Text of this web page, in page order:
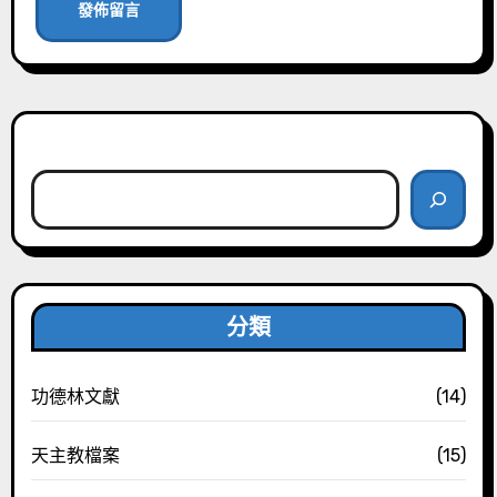
分類
功德林文獻 (14)
天主教檔案 (15)